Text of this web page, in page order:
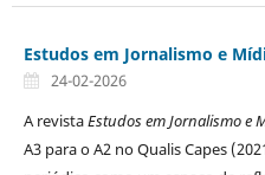
Estudos em Jornalismo e
24-02-2026
A revistaEstudos em Jornalismo e
A3 para o A2 no Qualis Capes